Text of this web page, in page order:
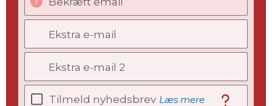
Ekstra e-mail
Ekstra e-mail 2
Tilmeld nyhedsbrev Læs mere